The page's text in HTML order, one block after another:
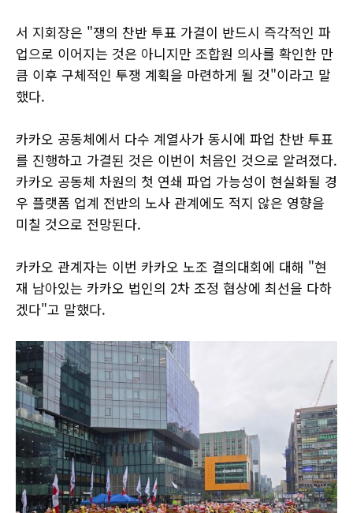
서 지회장은 "쟁의 찬반 투표 가결이 반드시 즉각적인 파
업으로 이어지는 것은 아니지만 조합원 의사를 확인한 만
큼 이후 구체적인 투쟁 계획을 마련하게 될 것"이라고 말
했다.
카카오 공동체에서 다수 계열사가 동시에 파업 찬반 투표
를 진행하고 가결된 것은 이번이 처음인 것으로 알려졌다.
카카오 공동체 차원의 첫 연쇄 파업 가능성이 현실화될 경
우 플랫폼 업계 전반의 노사 관계에도 적지 않은 영향을
미칠 것으로 전망된다.
카카오 관계자는 이번 카카오 노조 결의대회에 대해 "현
재 남아있는 카카오 법인의 2차 조정 협상에 최선을 다하
겠다"고 말했다.